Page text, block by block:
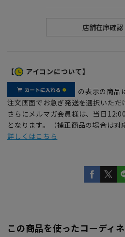
【 アイコンについて】
の表示の商品
注文画面でお急ぎ発送を選択いただ
さらにメルマガ会員様は、当日
となります。（補正商品の場合は対
詳しくはこちら
この商品を使ったコーディ